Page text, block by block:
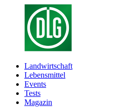
Landwirtschaft
Lebensmittel
Events
Tests
Magazin